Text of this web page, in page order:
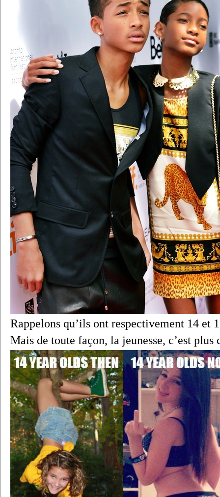
Rappelons qu’ils ont respectivement 14 et
Mais de toute façon, la jeunesse, c’est plus